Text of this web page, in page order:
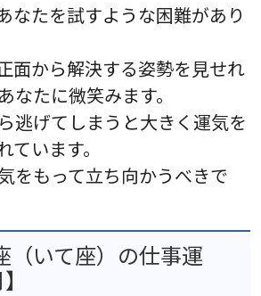
なたを試すような困難があり
面から解決する姿勢を見せれ
なたに微笑みます。
逃げてしまうと大きく運気を
います。
をもって立ち向かうべきで
（いて座）の仕事運